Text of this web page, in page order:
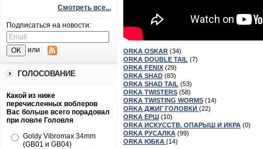
Смотреть все...
Подписаться на новости:
или
ГОЛОСОВАНИЕ
Какой из ниже
перечисленных воблеров
Вас больше всего порадовал
при ловле Головля
Goldy Vibromax 34mm
(GB01 и GB04)
ORKA OSKAR (34)
ORKA DOUBLE TAIL (7)
ORKA FENIX (29)
ORKA SHAD (83)
ORKA SHAD TAIL (53)
ORKA TWISTERS (58)
ORKA TWISTING WORMS (14)
ORKA ДЖИГ ГОЛОВКИ (22)
ORKA ЕРШ (10)
ORKA ИСКУССТВ. ОПАРЫШ И ИКРА (0)
ORKA РУСАЛКА (99)
ORKA ЮБКА (14)